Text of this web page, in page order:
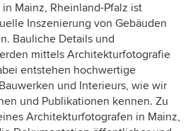
Mainz, Rheinland-Pfalz ist
Inszenierung von Gebäuden
Bauliche Details und
mittels Architekturfotografie
entstehen hochwertige
und Interieurs, wie wir
und Publikationen kennen. Zu
Architekturfotografen in Mainz,